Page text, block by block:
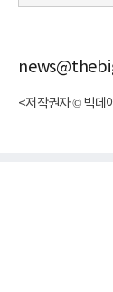
<저작권자 © 빅데